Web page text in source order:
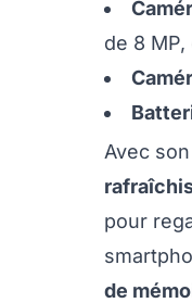
de 8
Avec
pour
de